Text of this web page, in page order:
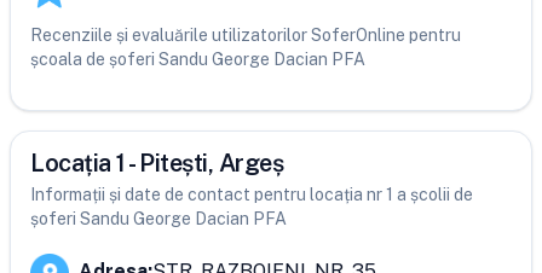
Recenziile și evaluările utilizatorilor SoferOnline pentru
școala de șoferi Sandu George Dacian PFA
Locația 1 - Pitești, Argeș
Informații și date de contact pentru locația nr 1 a școlii de
șoferi Sandu George Dacian PFA